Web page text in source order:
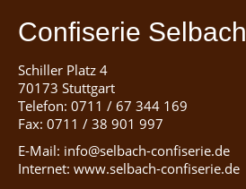
Confiserie Selbach
Schiller Platz 4
70173 Stuttgart
Telefon: 0711 / 67 344 169
Fax: 0711 / 38 901 997
E-Mail: info@selbach-confiserie.de
Internet: www.selbach-confiserie.de